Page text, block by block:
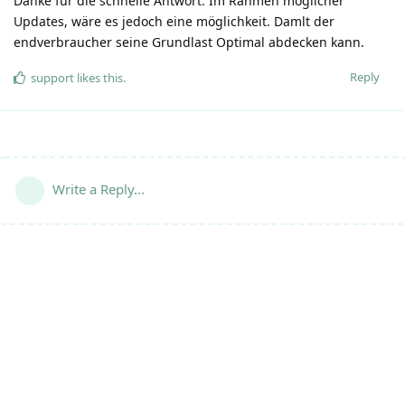
Updates, wäre es jedoch eine möglichkeit. Damlt der
endverbraucher seine Grundlast Optimal abdecken kann.
Reply
support likes this.
Write a Reply...